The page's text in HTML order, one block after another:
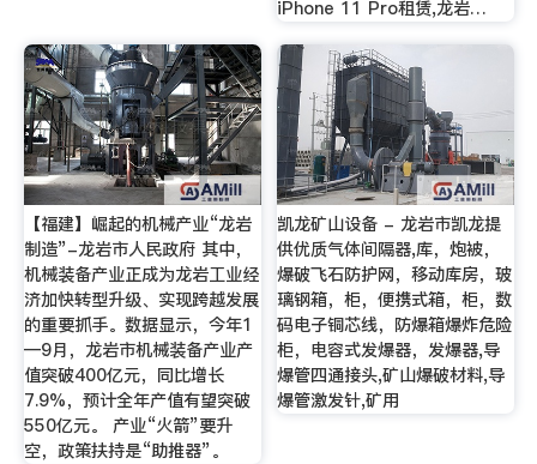
iPhone 11 Pro租赁,龙岩…
【福建】崛起的机械产业“龙岩
制造”-龙岩市人民政府 其中，
机械装备产业正成为龙岩工业经
济加快转型升级、实现跨越发展
的重要抓手。数据显示，今年1
—9月，龙岩市机械装备产业产
值突破400亿元，同比增长
7.9%，预计全年产值有望突破
550亿元。 产业“火箭”要升
空，政策扶持是“助推器”。
凯龙矿山设备 - 龙岩市凯龙提
供优质气体间隔器,库，炮被，
爆破飞石防护网，移动库房，玻
璃钢箱，柜，便携式箱，柜，数
码电子铜芯线，防爆箱爆炸危险
柜，电容式发爆器，发爆器,导
爆管四通接头,矿山爆破材料,导
爆管激发针,矿用